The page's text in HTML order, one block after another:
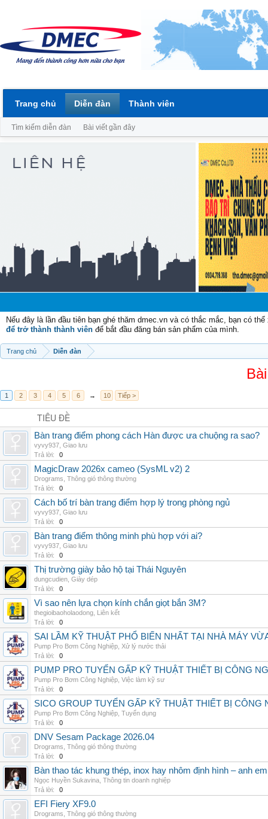
Nếu đây là lần đầu tiên bạn ghé thăm dmec.vn và có thắc mắc, bạn có
để trở thành thành viên để bắt đầu đăng bán sản phẩm của mình.
Trang chủ Diễn đàn
1 2 3 4 5 6 → 10 Tiếp >
TIÊU ĐỀ
Bàn trang điểm phong cách Hàn được ưa chuộng ra sao?
vyvy937 Giao lưu
Trả lời:
0
MagicDraw 2026x cameo (SysML v2) 2
Drograms Thông gió thông thường
Trả lời:
0
Cách bố trí bàn trang điểm hợp lý trong phòng ngủ
vyvy937 Giao lưu
Trả lời:
0
Bàn trang điểm thông minh phù hợp với ai?
vyvy937 Giao lưu
Trả lời:
0
Thị trường giày bảo hộ tại Thái Nguyên
dungcudien Giày dép
Trả lời:
0
Vì sao nên lựa chọn kính chắn giọt bắn 3M?
thegioibaoholaodong Liên kết
Trả lời:
0
SAI LẦM KỸ THUẬT PHỔ BIẾN NHẤT TẠI NHÀ MÁY
Pump Pro Bơm Công Nghiệp Xử lý nước thải
Trả lời:
0
PUMP PRO TUYỂN GẤP KỸ THUẬT THIẾT BỊ CÔNG
Pump Pro Bơm Công Nghiệp Việc làm kỹ sư
Trả lời:
0
SICO GROUP TUYỂN GẤP KỸ THUẬT THIẾT BỊ CÔNG
Pump Pro Bơm Công Nghiệp Tuyển dụng
Trả lời:
0
DNV Sesam Package 2026.04
Drograms Thông gió thông thường
Trả lời:
0
Bàn thao tác khung thép, inox hay nhôm định hình – anh
Ngọc Huyền Sukavina Thông tin doanh nghiệp
Trả lời:
0
EFI Fiery XF9.0
Drograms Thông gió thông thường
Trang chủ Diễn đàn
Tìm kiếm diễn đàn Bài viết gần đây
Thành viên